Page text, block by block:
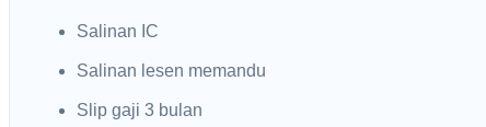
Salinan IC
Salinan lesen memandu
Slip gaji 3 bulan